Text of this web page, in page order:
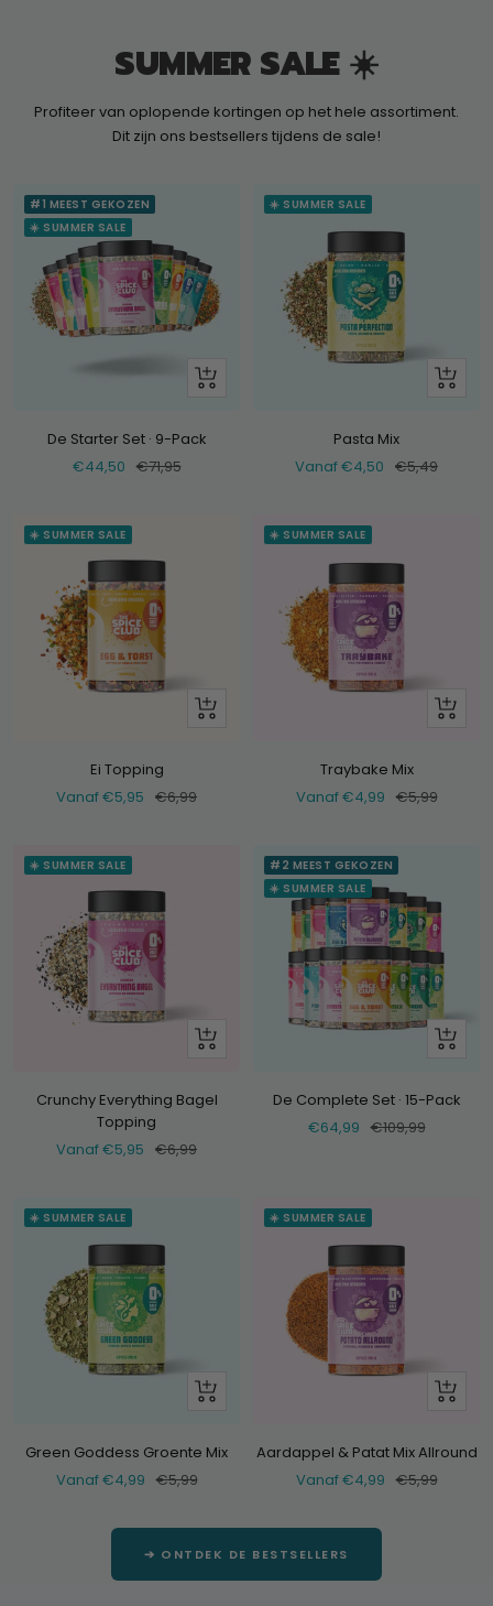
SUMMER SALE ☀️
Profiteer van oplopende kortingen op het hele assortiment.
Dit zijn ons bestsellers tijdens de sale!
#1 MEEST GEKOZEN
☀️ SUMMER SALE
+
De Starter Set · 9-Pack
Verkoopprijs
€44,50 Normale
€71,95
☀️ SUMMER SALE
Bekijk
Pasta Mix
Verkoopprijs
Vanaf €4,50 Normale
€5,49
☀️ SUMMER SALE
Bekijk
Ei Topping
Verkoopprijs
Vanaf €5,95 Normale
€6,99
☀️ SUMMER SALE
Bekijk
Traybake Mix
Verkoopprijs
Vanaf €4,99 Normale
€5,99
☀️ SUMMER SALE
Bekijk
Crunchy Everything Bagel
Topping
Verkoopprijs
Vanaf €5,95 Normale
€6,99
#2 MEEST GEKOZEN
☀️ SUMMER SALE
+
De Complete Set · 15-Pack
Verkoopprijs
€64,99 Normale
€109,99
☀️ SUMMER SALE
Bekijk
Green Goddess Groente Mix
Verkoopprijs
Vanaf €4,99 Normale
€5,99
☀️ SUMMER SALE
Bekijk
Aardappel & Patat Mix Allround
Verkoopprijs
Vanaf €4,99 Normale
€5,99
➔ ONTDEK DE BESTSELLERS